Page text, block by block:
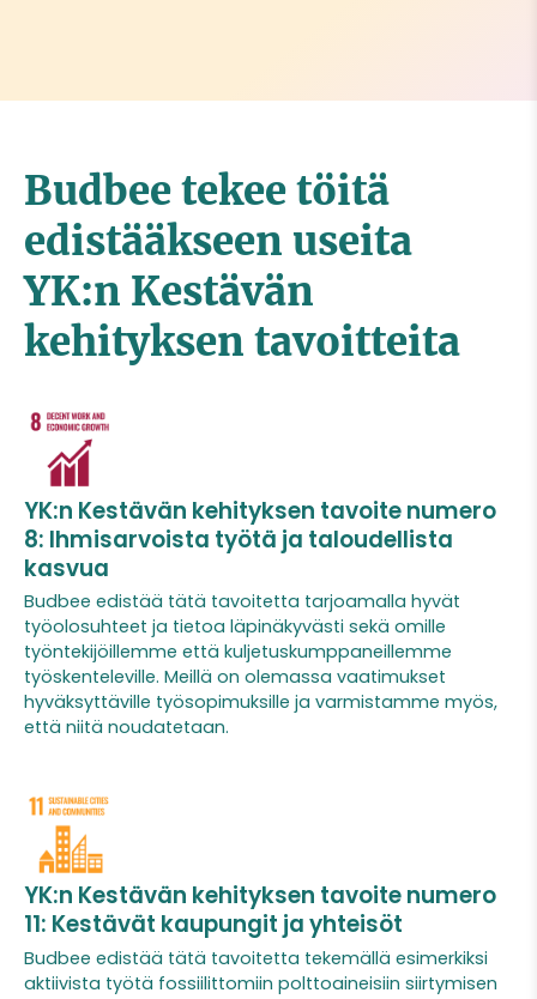
Budbee tekee töitä
edistääkseen useita
YK:n Kestävän
kehityksen tavoitteita
YK:n Kestävän kehityksen tavoite numero
8: Ihmisarvoista työtä ja taloudellista
kasvua
Budbee edistää tätä tavoitetta tarjoamalla hyvät
työolosuhteet ja tietoa läpinäkyvästi sekä omille
työntekijöillemme että kuljetuskumppaneillemme
työskenteleville. Meillä on olemassa vaatimukset
hyväksyttäville työsopimuksille ja varmistamme myös,
että niitä noudatetaan.
YK:n Kestävän kehityksen tavoite numero
11: Kestävät kaupungit ja yhteisöt
Budbee edistää tätä tavoitetta tekemällä esimerkiksi
aktiivista työtä fossiilittomiin polttoaineisiin siirtymisen